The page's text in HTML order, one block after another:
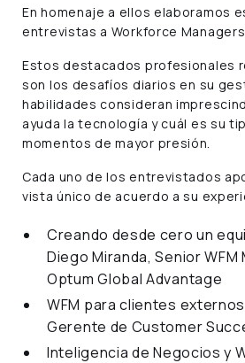
En homenaje a ellos elaboramos
entrevistas a Workforce
Estos destacados profesionales
son los desafíos diarios en su
habilidades consideran
ayuda la tecnología y cuál es su
momentos de mayor presión.
Cada uno de los entrevistados
vista único de acuerdo a su
Creando desde cero un
Diego Miranda, Senior WFM
Optum Global Advantage
WFM para clientes
Gerente de Customer
Inteligencia de Negocios y